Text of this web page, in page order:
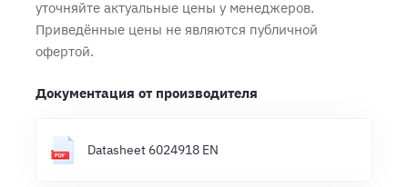
уточняйте актуальные цены у менеджеров.
Приведённые цены не являются публичной
офертой.
Документация от производителя
Datasheet 6024918 EN